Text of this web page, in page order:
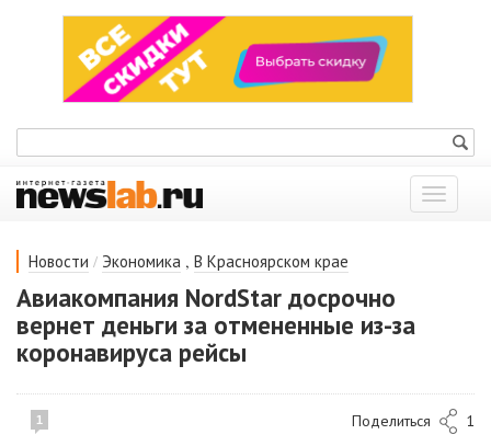
Показать
меню
Новости / Экономика , В Красноярском крае
Авиакомпания NordStar досрочно
вернет деньги за отмененные из-за
коронавируса рейсы
1 Поделиться 1